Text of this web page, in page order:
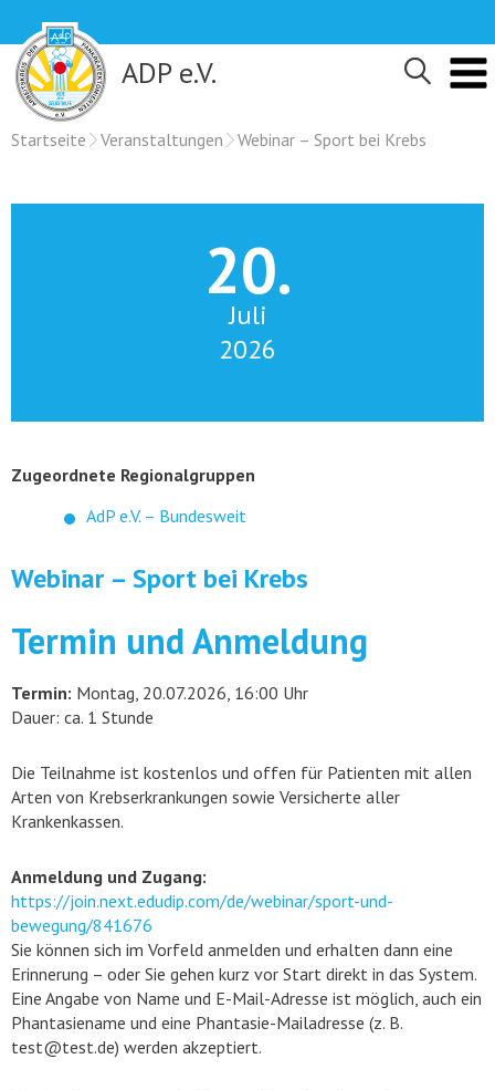
content
ADP e.V.
Startseite Veranstaltungen Webinar – Sport bei Krebs
20.
Juli
2026
Zugeordnete Regionalgruppen
AdP e.V. – Bundesweit
Webinar – Sport bei Krebs
Termin und Anmeldung
Termin: Montag, 20.07.2026, 16:00 Uhr
Dauer: ca. 1 Stunde
Die Teilnahme ist kostenlos und offen für Patienten mit allen
Arten von Krebserkrankungen sowie Versicherte aller
Krankenkassen.
Anmeldung und Zugang:
https://join.next.edudip.com/de/webinar/sport-und-
bewegung/841676
Sie können sich im Vorfeld anmelden und erhalten dann eine
Erinnerung – oder Sie gehen kurz vor Start direkt in das System.
Eine Angabe von Name und E-Mail-Adresse ist möglich, auch ein
Phantasiename und eine Phantasie-Mailadresse (z. B.
test@test.de) werden akzeptiert.